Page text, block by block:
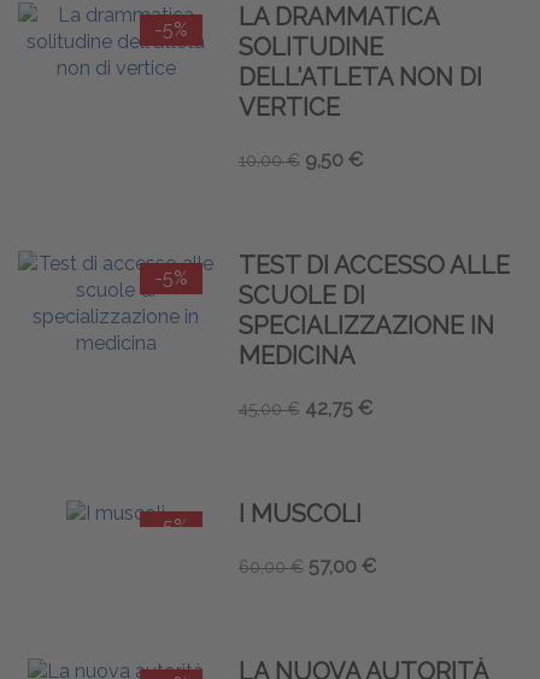
-5%
LA DRAMMATICA
SOLITUDINE
DELL'ATLETA NON DI
VERTICE
10,00 € 9,50 €
-5%
TEST DI ACCESSO ALLE
SCUOLE DI
SPECIALIZZAZIONE IN
MEDICINA
45,00 € 42,75 €
-5% I MUSCOLI
60,00 € 57,00 €
LA NUOVA AUTORITÀ